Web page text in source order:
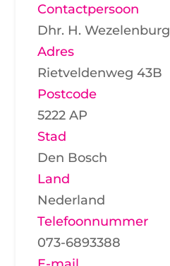
Contactpersoon
Dhr. H. Wezelenburg
Adres
Rietveldenweg 43B
Postcode
5222 AP
Stad
Den Bosch
Land
Nederland
Telefoonnummer
073-6893388